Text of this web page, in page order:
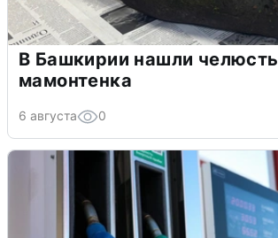
В Башкирии нашли челюсть
мамонтенка
6 августа 0